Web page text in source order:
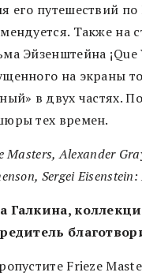
его путешествий
Также на
Эйзенштейна ¡Que
на экраны
в двух частях.
тех времен.
Masters, Alexander
Sergei
Галкина,
Frieze